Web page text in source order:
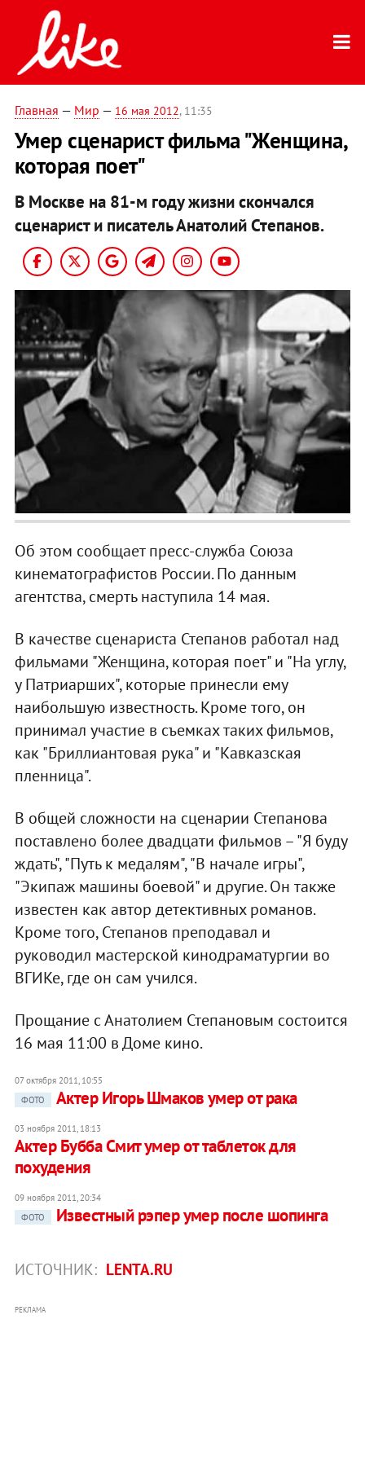
Главная — Мир — 16 мая 2012, 11:35
Умер сценарист фильма "Женщина,
которая поет"
В Москве на 81-м году жизни скончался
сценарист и писатель Анатолий Степанов.
Об этом сообщает пресс-служба Союза
кинематографистов России. По данным
агентства, смерть наступила 14 мая.
В качестве сценариста Степанов работал над
фильмами "Женщина, которая поет" и "На углу,
у Патриарших", которые принесли ему
наибольшую известность. Кроме того, он
принимал участие в съемках таких фильмов,
как "Бриллиантовая рука" и "Кавказская
пленница".
В общей сложности на сценарии Степанова
поставлено более двадцати фильмов – "Я буду
ждать", "Путь к медалям", "В начале игры",
"Экипаж машины боевой" и другие. Он также
известен как автор детективных романов.
Кроме того, Степанов преподавал и
руководил мастерской кинодраматургии во
ВГИКе, где он сам учился.
Прощание с Анатолием Степановым состоится
16 мая 11:00 в Доме кино.
07 октября 2011, 10:55
ФОТО
Актер Игорь Шмаков умер от рака
03 ноября 2011, 18:13
Актер Бубба Смит умер от таблеток для
похудения
09 ноября 2011, 20:34
ФОТО
Известный рэпер умер после шопинга
ИСТОЧНИК: LENTA.RU
РЕКЛАМА